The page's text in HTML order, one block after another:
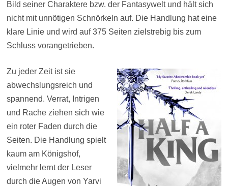
Bild seiner Charaktere bzw. der Fantasywelt und hält sich
nicht mit unnötigen Schnörkeln auf. Die Handlung hat eine
klare Linie und wird auf 375 Seiten zielstrebig bis zum
Schluss vorangetrieben.
Zu jeder Zeit ist sie
abwechslungsreich und
spannend. Verrat, Intrigen
und Rache ziehen sich wie
ein roter Faden durch die
Seiten. Die Handlung spielt
kaum am Königshof,
vielmehr lernt der Leser
durch die Augen von Yarvi